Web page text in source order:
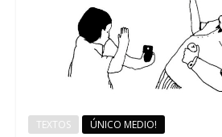
TEXTOS ÚNICO MEDIO!